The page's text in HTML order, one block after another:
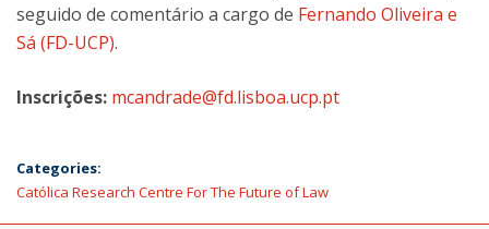
seguido de comentário a cargo de Fernando Oliveira e
Sá (FD-UCP).
Inscrições: mcandrade@fd.lisboa.ucp.pt
Categories:
Católica Research Centre For The Future of Law